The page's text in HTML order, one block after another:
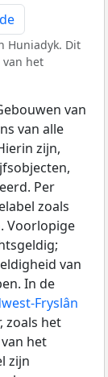
Huniadyk. Dit
van het
van
van alle
zijn,
Per
zoals
Voorlopige
van
In de
Fryslân
zoals het
het
zijn